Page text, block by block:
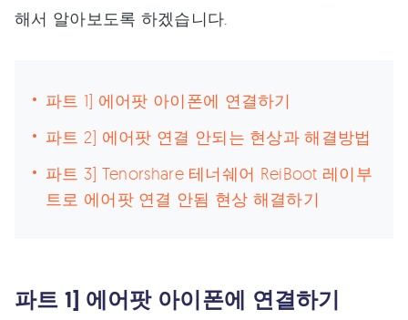
해서 알아보도록 하겠습니다.
파트 1] 에어팟 아이폰에 연결하기
파트 2] 에어팟 연결 안되는 현상과 해결방법
파트 3] Tenorshare 테너쉐어 ReiBoot 레이부
트로 에어팟 연결 안됨 현상 해결하기
파트 1] 에어팟 아이폰에 연결하기